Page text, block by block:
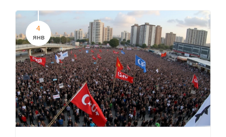
4
янв